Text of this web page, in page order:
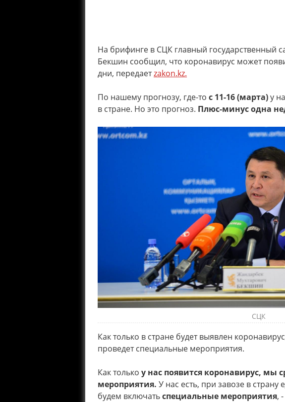
На брифинге в СЦК главный государственный
Бекшин сообщил, что коронавирус может
дни, передаетzakon.kz.
По нашему прогнозу, где-то с 11-16 (марта)у
в стране. Но это прогноз. Плюс-минус одна
СЦК
Как только в стране будет выявлен
проведет специальные мероприятия.
Как только у нас появится коронавирус, мы
мероприятия. У нас есть, при завозе в
будем включатьспециальные мероприятия,